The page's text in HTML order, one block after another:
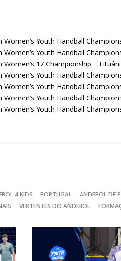
Women’s Youth Handball
Women’s Youth Handball
Women’s 17 Championship –
Women’s Youth Handball
Women’s Youth Handball
Women’s Youth Handball
Women’s Youth Handball
4 KIDS PORTUGAL ANDEBOL DE
VERTENTES DO ANDEBOL